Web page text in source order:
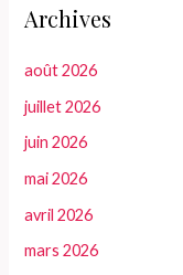
Archives
août 2026
juillet 2026
juin 2026
mai 2026
avril 2026
mars 2026